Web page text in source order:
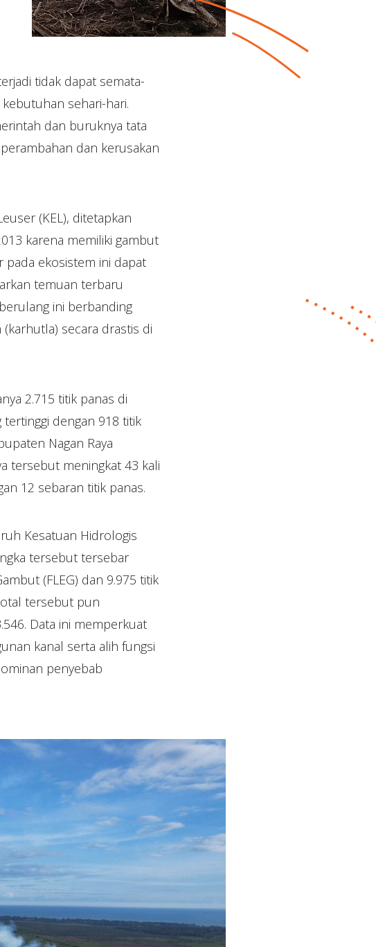
tidak dapat semata-
sehari-hari.
dan buruknya tata
dan kerusakan
(KEL), ditetapkan
karena memiliki gambut
ekosistem ini dapat
temuan terbaru
ini berbanding
secara drastis di
2.715 titik panas di
dengan 918 titik
Nagan Raya
tersebut meningkat 43 kali
12 sebaran titik panas.
Kesatuan Hidrologis
tersebut tersebar
(FLEG) dan 9.975 titik
tersebut pun
Data ini memperkuat
kanal serta alih fungsi
penyebab